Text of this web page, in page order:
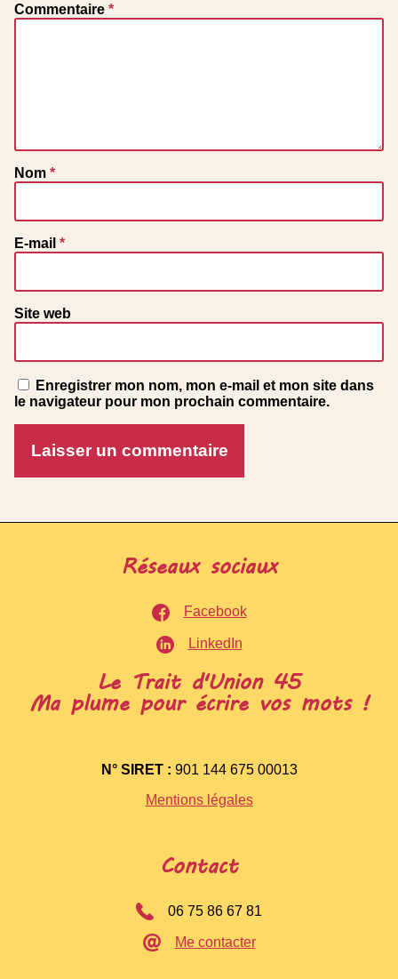
Commentaire *
Nom *
E-mail *
Site web
Enregistrer mon nom, mon e-mail et mon site dans
le navigateur pour mon prochain commentaire.
Réseaux sociaux
Facebook
LinkedIn
Le Trait d'Union 45
Ma plume pour écrire vos mots !
N° SIRET : 901 144 675 00013
Mentions légales
Contact
06 75 86 67 81
Me contacter